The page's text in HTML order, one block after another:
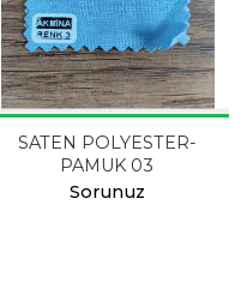
SATEN POLYESTER-
PAMUK 03
Sorunuz